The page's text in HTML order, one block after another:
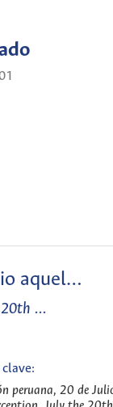
aquel…
...
clave:
peruana, 20 de